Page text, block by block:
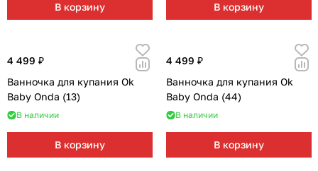
В корзину В корзину
4 499 ₽
Ванночка для купания Ok
Baby Onda (13)
В наличии
В корзину
4 499 ₽
Ванночка для купания Ok
Baby Onda (44)
В наличии
В корзину